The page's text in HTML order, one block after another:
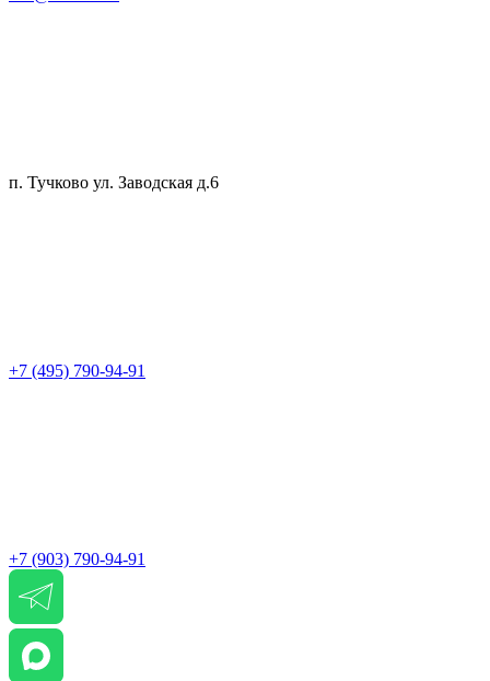
п. Тучково ул. Заводская д.6
+7 (495) 790-94-91
+7 (903) 790-94-91